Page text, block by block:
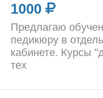
1000
Предлагаю
педикюру в
кабинете. Курсы
тех